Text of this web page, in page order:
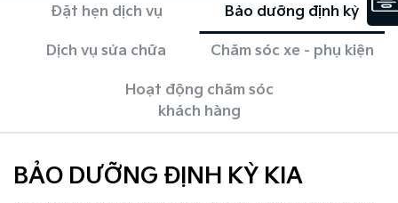
Đặt hẹn dịch vụ Bảo dưỡng định kỳ
Dịch vụ sửa chữa Chăm sóc xe - phụ kiện
Hoạt động chăm sóc
khách hàng
BẢO DƯỠNG ĐỊNH KỲ KIA